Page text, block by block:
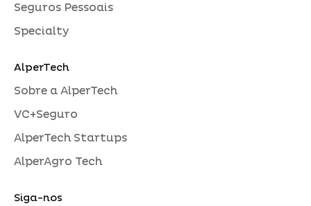
Seguros Pessoais
Specialty
AlperTech
Sobre a AlperTech
VC+Seguro
AlperTech Startups
AlperAgro Tech
Siga-nos